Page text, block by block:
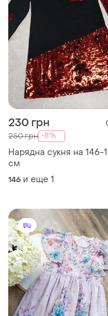
230 грн
250 грн -8%
Нарядна сукня на 146-
см
146 и еще 1